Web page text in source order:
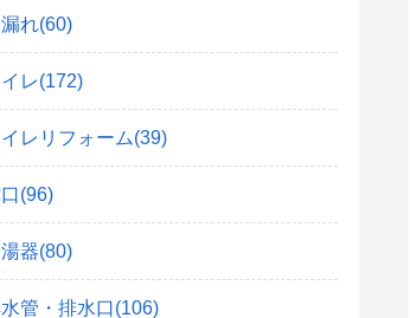
れ(60)
イレ(172)
イレリフォーム(39)
(96)
器(80)
管・排水口(106)